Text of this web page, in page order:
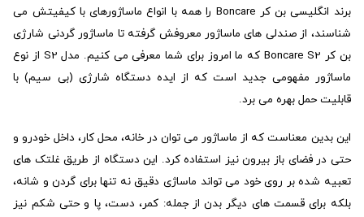
برند انگلیسی بن کر Boncare را همه با انواع ماساژورهای با کیفیتش می
شناسند، از صندلی های ماساژور معروفش گرفته تا ماساژور گردنی شارژی
بن کر Boncare S2 که ما امروز برای شما معرفی می کنیم. مدل S2 از نوع
ماساژور مفهومی جدید است که از ایده دستگاه شارژی (بی سیم) با
قابلیت حمل بهره می برد.
این بدین معناست که از ماساژور می توان در خانه، محل کار، داخل خودرو و
حتی در فضای باز بیرون نیز استفاده کرد. این دستگاه از طریق غلتک های
تعبیه شده بر روی خود می تواند ماساژی دقیق نه تنها برای گردن و شانه،
بلکه برای قسمت های دیگر بدن از جمله: کمر، دست، پا و حتی شکم نیز